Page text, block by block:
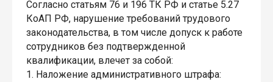
Согласно статьям 76 и 196 ТК РФ и статье 5.27
КоАП РФ, нарушение требований трудового
законодательства, в том числе допуск к работе
сотрудников без подтвержденной
квалификации, влечет за собой:
1. Наложение административного штрафа: